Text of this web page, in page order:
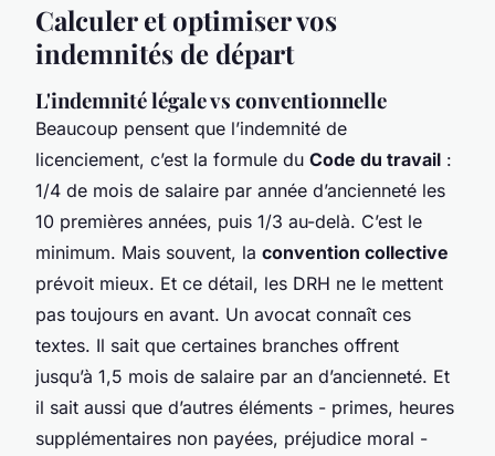
Calculer et optimiser vos
indemnités de départ
L'indemnité légale vs conventionnelle
Beaucoup pensent que l’indemnité de
licenciement, c’est la formule du Code du travail :
1/4 de mois de salaire par année d’ancienneté les
10 premières années, puis 1/3 au-delà. C’est le
minimum. Mais souvent, la convention collective
prévoit mieux. Et ce détail, les DRH ne le mettent
pas toujours en avant. Un avocat connaît ces
textes. Il sait que certaines branches offrent
jusqu’à 1,5 mois de salaire par an d’ancienneté. Et
il sait aussi que d’autres éléments - primes, heures
supplémentaires non payées, préjudice moral -